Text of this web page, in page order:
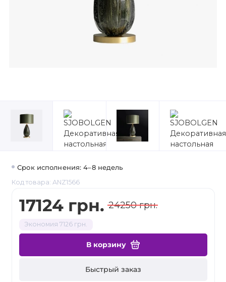
Срок исполнения: 4–8 недель
Код товара: ANZ1566
17124 грн. 24250 грн.
Экономия 7126 грн.
В корзину
Быстрый заказ